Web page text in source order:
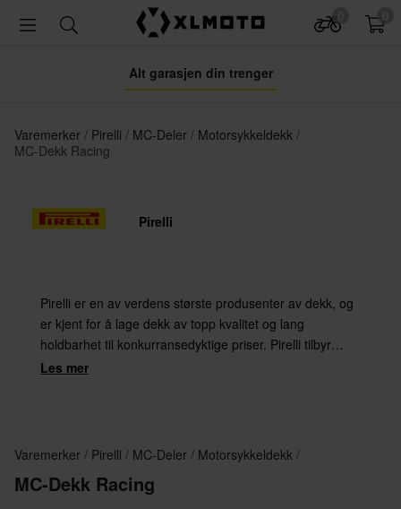
Alt garasjen din trenger
Varemerker Pirelli MC-Deler
Motorsykkeldekk
MC-Dekk Racing
Pirelli
Pirelli er en av verdens største produsenter av dekk, og
er kjent for å lage dekk av topp kvalitet og lang
holdbarhet til konkurransedyktige priser. Pirelli tilbyr
dekk med stil, kvalitet og allsidighet, som garantert gjør
Les mer
Varemerker Pirelli MC-Deler Motorsykkeldekk
MC-Dekk Racing